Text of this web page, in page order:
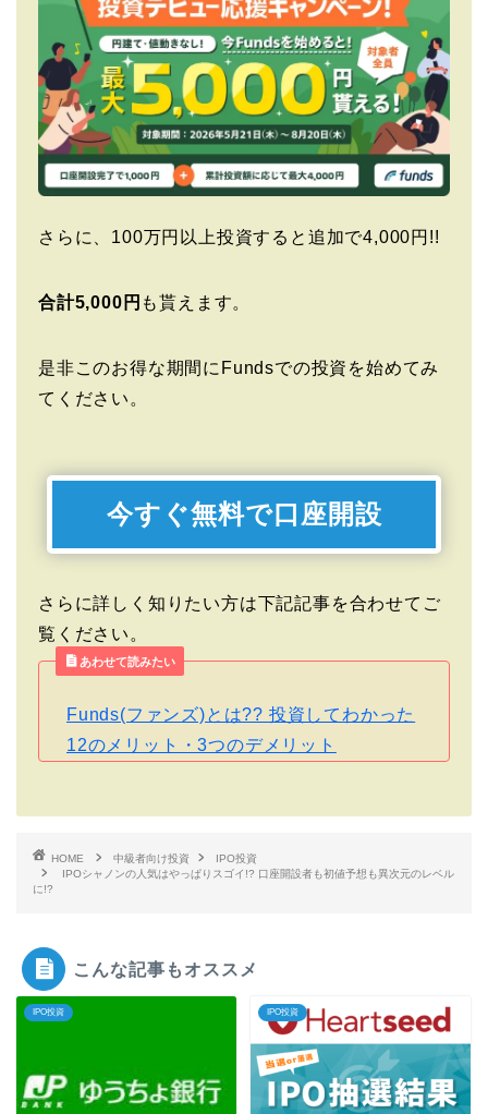
さらに、100万円以上投資すると追加で4,000円!!
合計5,000円 も貰えます。
是非このお得な期間にFundsでの投資を始めてみ
てください。
今すぐ無料で口座開設
さらに詳しく知りたい方は下記記事を合わせてご
覧ください。
あわせて読みたい
Funds(ファンズ)とは?? 投資してわかった
12のメリット・3つのデメリット
HOME 中級者向け投資
IPO投資
IPOシャノンの人気はやっぱりスゴイ!? 口座開設者も初値予想も異次元のレベル
に!?
こんな記事もオススメ
IPO投資 IPO投資